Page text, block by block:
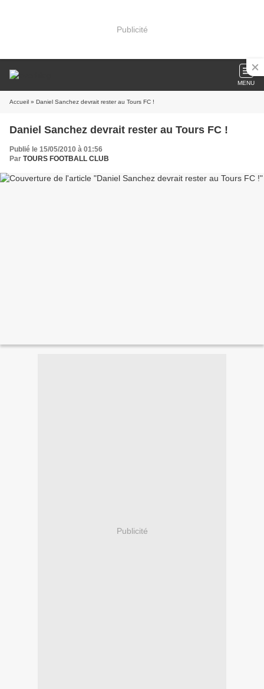
Publicité
MENU
Accueil » Daniel Sanchez devrait rester au Tours FC !
Daniel Sanchez devrait rester au Tours FC !
Publié le 15/05/2010 à 01:56
Par TOURS FOOTBALL CLUB
Publicité